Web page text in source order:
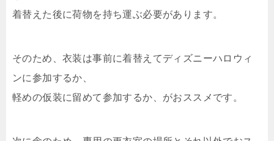
着替えた後に荷物を持ち運ぶ必要があります。
そのため、衣装は事前に着替えてディズニーハロウィ
ンに参加するか、
軽めの仮装に留めて参加するか、がおススメです。